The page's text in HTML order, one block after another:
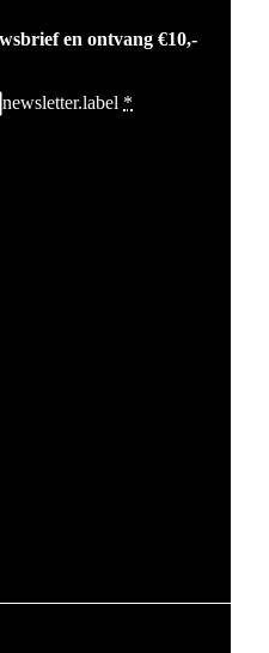
en ontvang €10,-
newsletter.label *
nieuws, campagnes en acties. We